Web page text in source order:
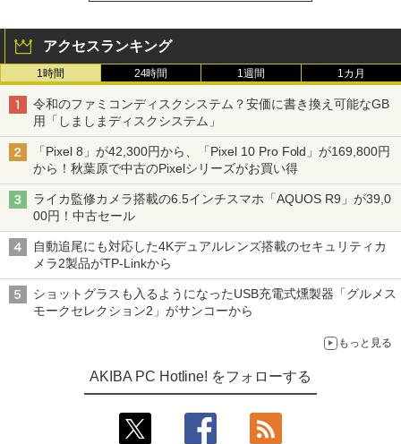
アクセスランキング
1時間 24時間 1週間 1カ月
令和のファミコンディスクシステム？安価に書き換え可能なGB
用「しましまディスクシステム」
「Pixel 8」が42,300円から、「Pixel 10 Pro Fold」が169,800円
から！秋葉原で中古のPixelシリーズがお買い得
ライカ監修カメラ搭載の6.5インチスマホ「AQUOS R9」が39,0
00円！中古セール
自動追尾にも対応した4Kデュアルレンズ搭載のセキュリティカ
メラ2製品がTP-Linkから
ショットグラスも入るようになったUSB充電式燻製器「グルメス
モークセレクション2」がサンコーから
もっと見る
AKIBA PC Hotline! をフォローする